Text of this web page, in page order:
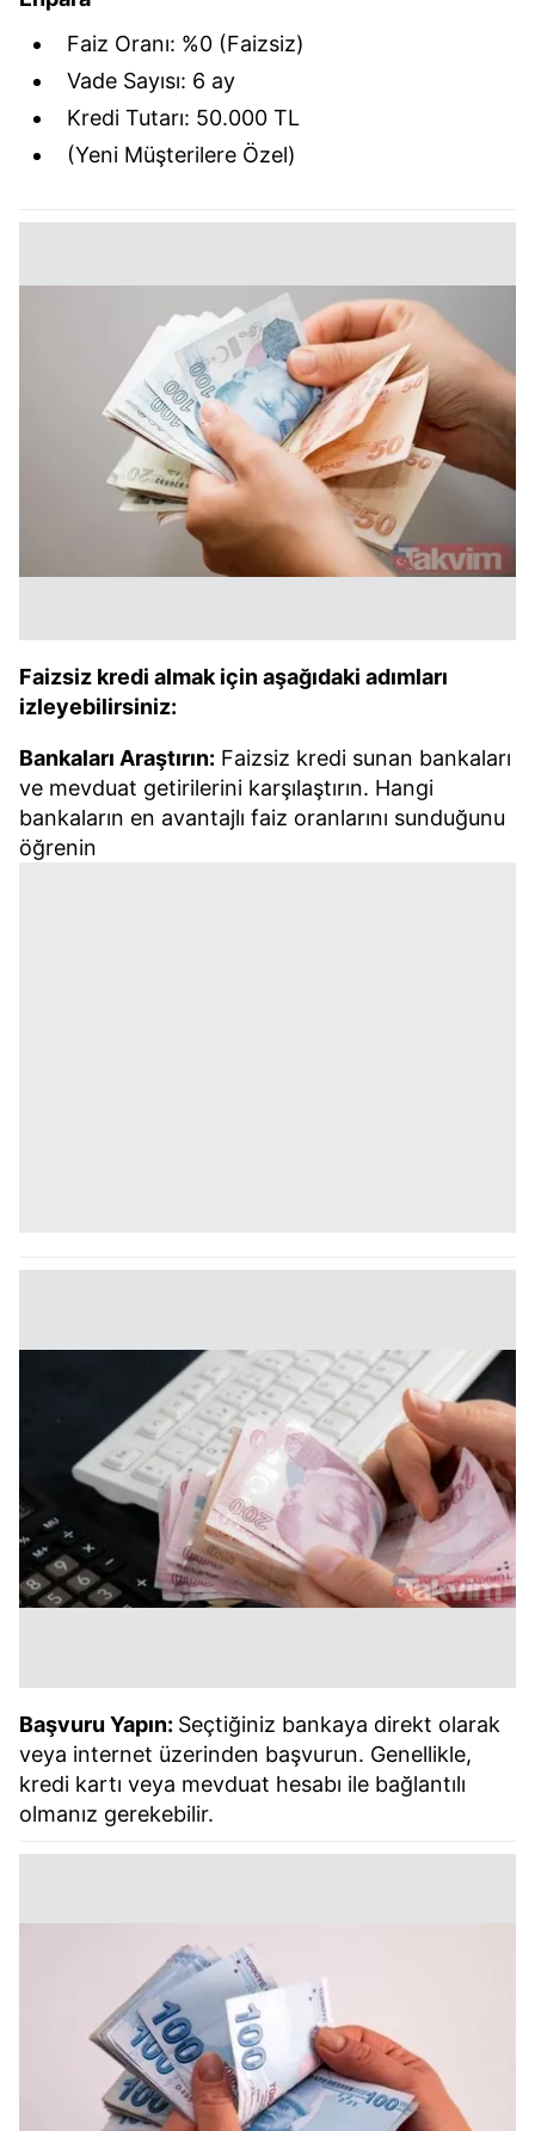
Faiz Oranı: %0 (Faizsiz)
Vade Sayısı: 6 ay
Kredi Tutarı: 50.000 TL
(Yeni Müşterilere Özel)
Faizsiz kredi almak için aşağıdaki adımları
izleyebilirsiniz:
Bankaları Araştırın: Faizsiz kredi sunan bankaları
ve mevduat getirilerini karşılaştırın. Hangi
bankaların en avantajlı faiz oranlarını sunduğunu
öğrenin
Başvuru Yapın: Seçtiğiniz bankaya direkt olarak
veya internet üzerinden başvurun. Genellikle,
kredi kartı veya mevduat hesabı ile bağlantılı
olmanız gerekebilir.